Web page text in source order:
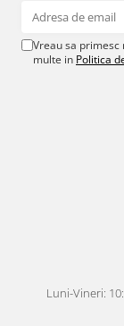
Vreau sa
multe in Politica
Luni-Vineri: